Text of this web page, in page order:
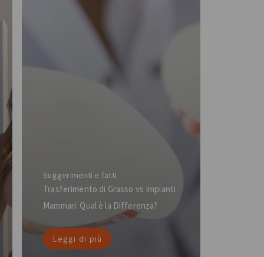
Suggerimenti e fatti
Trasferimento di Grasso vs Impianti
Mammari: Qual è la Differenza?
Leggi di più